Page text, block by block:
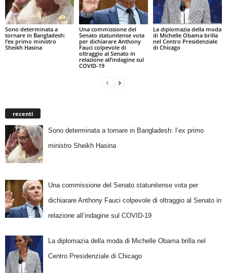
Sono determinata a
tornare in Bangladesh:
l’ex primo ministro
Sheikh Hasina
Una commissione del
Senato statunitense vota
per dichiarare Anthony
Fauci colpevole di
oltraggio al Senato in
relazione all’indagine sul
COVID-19
La diplomazia della moda
di Michelle Obama brilla
nel Centro Presidenziale
di Chicago
recenti
Sono determinata a tornare in Bangladesh: l’ex primo
ministro Sheikh Hasina
Una commissione del Senato statunitense vota per
dichiarare Anthony Fauci colpevole di oltraggio al Senato in
relazione all’indagine sul COVID-19
La diplomazia della moda di Michelle Obama brilla nel
Centro Presidenziale di Chicago